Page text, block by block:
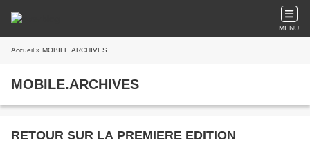
MENU
Accueil » MOBILE.ARCHIVES
MOBILE.ARCHIVES
RETOUR SUR LA PREMIERE EDITION